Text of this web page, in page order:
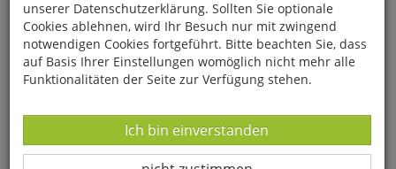
Bundeswehr-Socken mit Plüschsohle
unserer Datenschutzerklärung. Sollten Sie optionale
Cookies ablehnen, wird Ihr Besuch nur mit zwingend
notwendigen Cookies fortgeführt. Bitte beachten Sie, dass
auf Basis Ihrer Einstellungen womöglich nicht mehr alle
Funktionalitäten der Seite zur Verfügung stehen.
Datenverarbeitung -
Ich bin einverstanden